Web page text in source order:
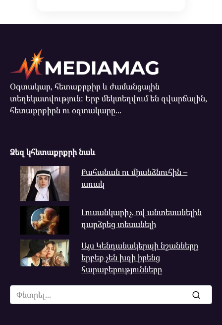
Օգտակար, հետաքրքիր և ժամանցային
տեղեկատվություն: Երբ մեկտեղվում են զվարճալին,
հետաքրքիրն ու օգտակարը...
Ձեզ կհետաքրքրի նաև
Քահանան ու միանձնուհին –
առակ
Լուսանկարիչ, ով անտեսանելին
դարձրեց տեսանելի
Այս Կենդանակերպի նշանները
երբեք չեն խզի իրենց
հարաբերությունները
Search
for: